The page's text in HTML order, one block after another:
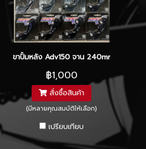
ขาปั้มหลัง Adv150 จาน 240mm ปั้มปักข้าง
฿1,000
สั่งซื้อสินค้า
(มีหลายคุณสมบัติให้เลือก)
เปรียบเทียบ